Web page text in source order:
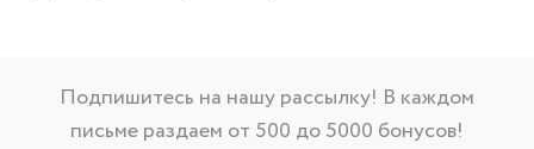
Подпишитесь на нашу рассылку! В каждом
письме раздаем от 500 до 5000 бонусов!